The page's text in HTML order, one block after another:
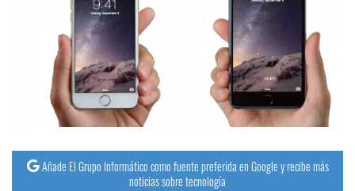
Plataformas
streaming
Operadores
y
Tutoriales
Añade El Grupo Informático como fuente preferida en Google y recibe más
noticias sobre tecnología